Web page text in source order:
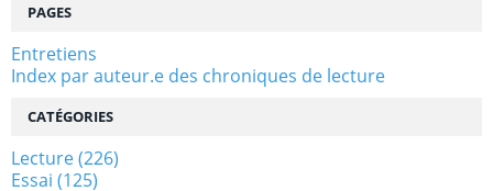
PAGES
Entretiens
Index par auteur.e des chroniques de lecture
CATÉGORIES
Lecture(226)
Essai (125)